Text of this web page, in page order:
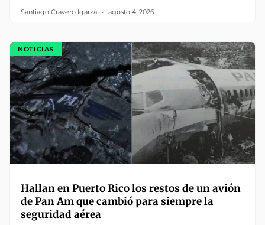
Santiago Cravero Igarza agosto 4, 2026
NOTICIAS
Hallan en Puerto Rico los restos de un avión
de Pan Am que cambió para siempre la
seguridad aérea